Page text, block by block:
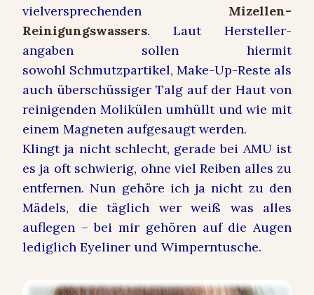
vielversprechenden Mizellen-
Reinigungswassers. Laut Hersteller-
angaben sollen hiermit
sowohl Schmutzpartikel, Make-Up-Reste als
auch überschüssiger Talg auf der Haut von
reinigenden Molikülen umhüllt und wie mit
einem Magneten aufgesaugt werden.
Klingt ja nicht schlecht, gerade bei AMU ist
es ja oft schwierig, ohne viel Reiben alles zu
entfernen. Nun gehöre ich ja nicht zu den
Mädels, die täglich wer weiß was alles
auflegen – bei mir gehören auf die Augen
lediglich Eyeliner und Wimperntusche.